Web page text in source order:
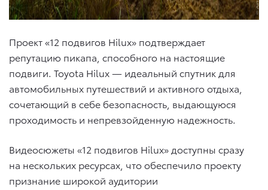
Проект «12 подвигов Hilux» подтверждает
репутацию пикапа, способного на настоящие
подвиги. Toyota Hilux — идеальный спутник для
автомобильных путешествий и активного отдыха,
сочетающий в себе безопасность, выдающуюся
проходимость и непревзойденную надежность.
Видеосюжеты «12 подвигов Hilux» доступны сразу
на нескольких ресурсах, что обеспечило проекту
признание широкой аудитории